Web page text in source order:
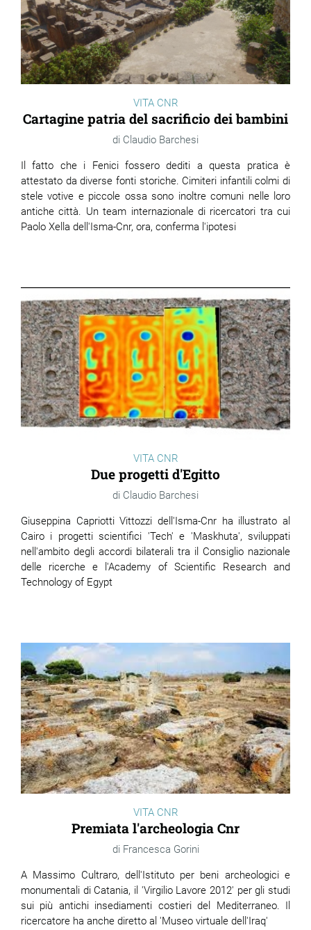
VITA CNR
Cartagine patria del sacrificio dei bambini
Claudio Barchesi
Il fatto che i Fenici fossero dediti a questa pratica è
attestato da diverse fonti storiche. Cimiteri infantili colmi di
stele votive e piccole ossa sono inoltre comuni nelle loro
antiche città. Un team internazionale di ricercatori tra cui
Paolo Xella dell'Isma-Cnr, ora, conferma l'ipotesi
VITA CNR
Due progetti d'Egitto
Claudio Barchesi
Giuseppina Capriotti Vittozzi dell'Isma-Cnr ha illustrato al
Cairo i progetti scientifici 'Tech' e 'Maskhuta', sviluppati
nell'ambito degli accordi bilaterali tra il Consiglio nazionale
delle ricerche e l'Academy of Scientific Research and
Technology of Egypt
VITA CNR
Premiata l'archeologia Cnr
Francesca Gorini
A Massimo Cultraro, dell'Istituto per beni archeologici e
monumentali di Catania, il 'Virgilio Lavore 2012' per gli studi
sui più antichi insediamenti costieri del Mediterraneo. Il
ricercatore ha anche diretto al 'Museo virtuale dell'Iraq'